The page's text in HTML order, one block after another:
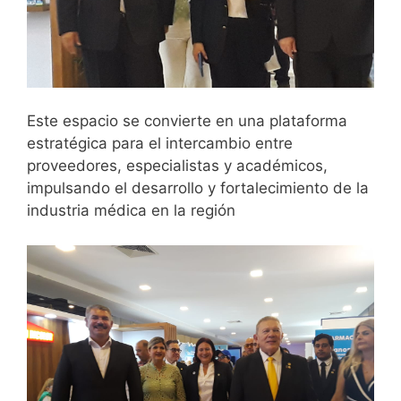
Este espacio se convierte en una plataforma
estratégica para el intercambio entre
proveedores, especialistas y académicos,
impulsando el desarrollo y fortalecimiento de la
industria médica en la región